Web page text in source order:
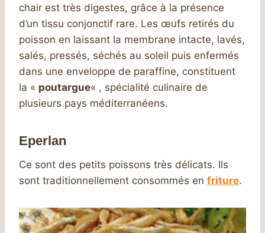
chair est très digestes, grâce à la présence
d’un tissu conjonctif rare. Les œufs retirés du
poisson en laissant la membrane intacte, lavés,
salés, pressés, séchés au soleil puis enfermés
dans une enveloppe de paraffine, constituent
la « poutargue« , spécialité culinaire de
plusieurs pays méditerranéens.
Eperlan
Ce sont des petits poissons très délicats. Ils
sont traditionnellement consommés en friture.